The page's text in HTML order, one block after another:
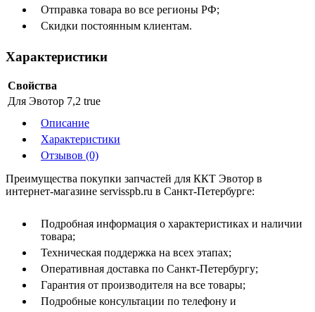
Отправка товара во все регионы РФ;
Скидки постоянным клиентам.
Характеристики
Свойства
Для Эвотор 7,2 true
Описание
Характеристики
Отзывов (0)
Преимущества покупки запчастей для ККТ Эвотор в
интернет-магазине servisspb.ru в Санкт-Петербурге:
Подробная информация о характеристиках и наличии
товара;
Техническая поддержка на всех этапах;
Оперативная доставка по Санкт-Петербургу;
Гарантия от производителя на все товары;
Подробные консультации по телефону и